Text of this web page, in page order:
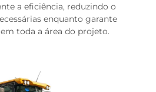
a eficiência, reduzindo o
enquanto garante
toda a área do projeto.